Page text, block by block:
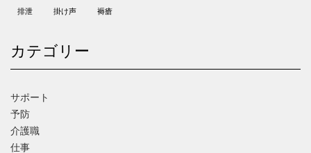
排泄 掛け声 褥瘡
カテゴリー
サポート
予防
介護職
仕事